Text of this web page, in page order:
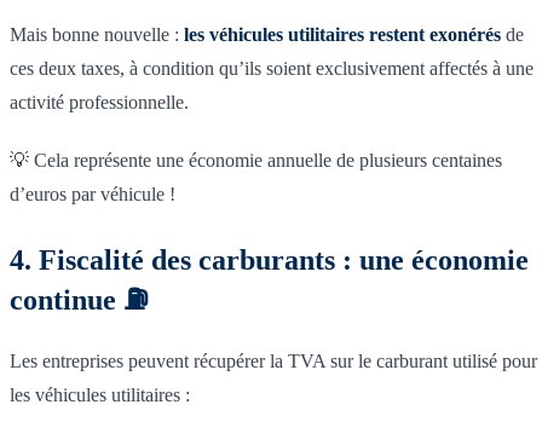
Mais bonne nouvelle : les véhicules utilitaires restent exonérés de
ces deux taxes, à condition qu’ils soient exclusivement affectés à une
activité professionnelle.
💡 Cela représente une économie annuelle de plusieurs centaines
d’euros par véhicule !
4. Fiscalité des carburants : une économie
continue ⛽
Les entreprises peuvent récupérer la TVA sur le carburant utilisé pour
les véhicules utilitaires :